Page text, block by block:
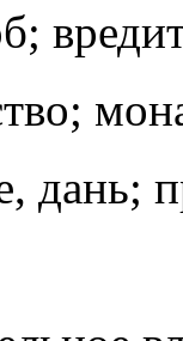
дань;